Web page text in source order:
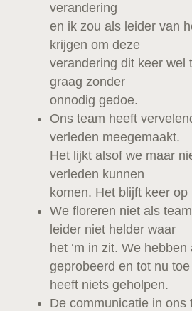
verandering
en ik zou als leider van
krijgen om deze
verandering dit keer wel
graag zonder
onnodig gedoe.
Ons team heeft
verleden meegemaakt.
Het lijkt alsof we maar
verleden kunnen
komen. Het blijft keer
We floreren niet als
leider niet helder waar
het ‘m in zit. We
geprobeerd en tot nu toe
heeft niets geholpen.
De communicatie in ons